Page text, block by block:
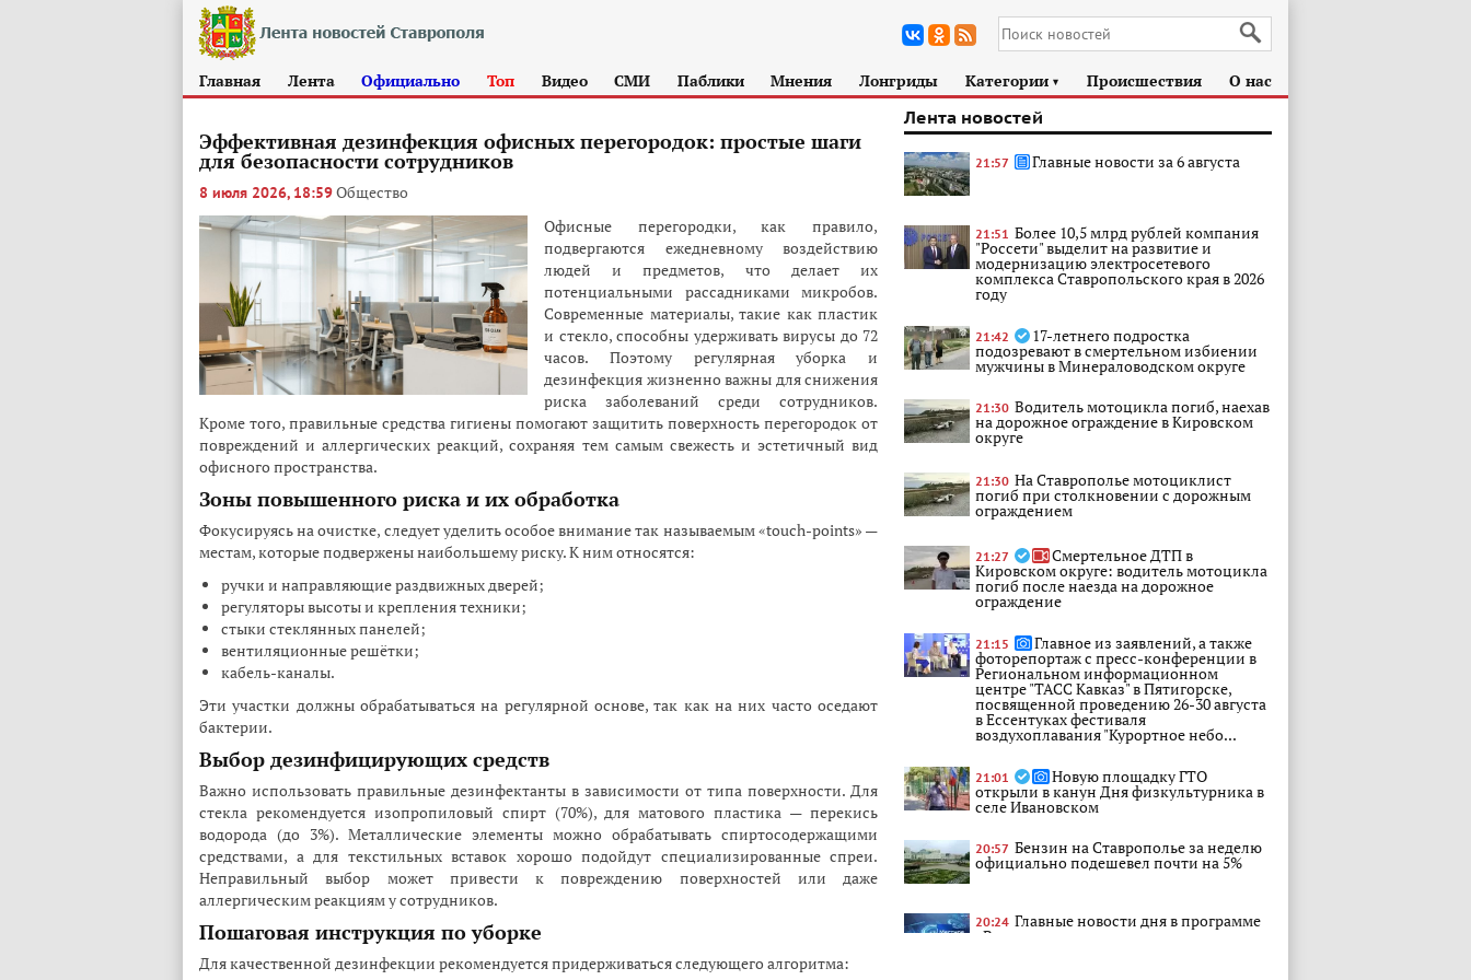
Главная Лента Официально Топ Видео СМИ Паблики Мнения Лонгриды Категории ► Происшествия О нас
Эффективная дезинфекция офисных перегородок: простые шаги
для безопасности сотрудников
8 июля 2026, 18:59Общество
Офисные перегородки, как правило,
подвергаются ежедневному воздействию
людей и предметов, что делает их
потенциальными рассадниками микробов.
Современные материалы, такие как пластик
и стекло, способны удерживать вирусы до 72
часов. Поэтому регулярная уборка и
дезинфекция жизненно важны для снижения
риска заболеваний среди сотрудников.
Кроме того, правильные средства гигиены помогают защитить поверхность перегородок от
повреждений и аллергических реакций, сохраняя тем самым свежесть и эстетичный вид
офисного пространства.
Зоны повышенного риска и их обработка
Фокусируясь на очистке, следует уделить особое внимание так называемым «touch-points» —
местам, которые подвержены наибольшему риску. К ним относятся:
ручки и направляющие раздвижных дверей;
регуляторы высоты и крепления техники;
стыки стеклянных панелей;
вентиляционные решётки;
кабель-каналы.
Эти участки должны обрабатываться на регулярной основе, так как на них часто оседают
бактерии.
Выбор дезинфицирующих средств
Важно использовать правильные дезинфектанты в зависимости от типа поверхности. Для
стекла рекомендуется изопропиловый спирт (70%), для матового пластика — перекись
водорода (до 3%). Металлические элементы можно обрабатывать спиртосодержащими
средствами, а для текстильных вставок хорошо подойдут специализированные спреи.
Неправильный выбор может привести к повреждению поверхностей или даже
аллергическим реакциям у сотрудников.
Пошаговая инструкция по уборке
Для качественной дезинфекции рекомендуется придерживаться следующего алгоритма:
Лента новостей
21:57 Главные новости за 6 августа
21:51 Более 10,5 млрд рублей компания
"Россети" выделит на развитие и
модернизацию электросетевого
комплекса Ставропольского края в 2026
году
21:42 17-летнего подростка
подозревают в смертельном избиении
мужчины в Минераловодском округе
21:30 Водитель мотоцикла погиб, наехав
на дорожное ограждение в Кировском
округе
21:30 На Ставрополье мотоциклист
погиб при столкновении с дорожным
ограждением
21:27 Смертельное ДТП в
Кировском округе: водитель мотоцикла
погиб после наезда на дорожное
ограждение
21:15 Главное из заявлений, а также
фоторепортаж с пресс-конференции в
Региональном информационном
центре "ТАСС Кавказ" в Пятигорске,
посвященной проведению 26-30 августа
в Ессентуках фестиваля
воздухоплавания "Курортное небо...
21:01 Новую площадку ГТО
открыли в канун Дня физкультурника в
селе Ивановском
20:57 Бензин на Ставрополье за неделю
официально подешевел почти на 5%
20:24 Главные новости дня в программе
«Вести